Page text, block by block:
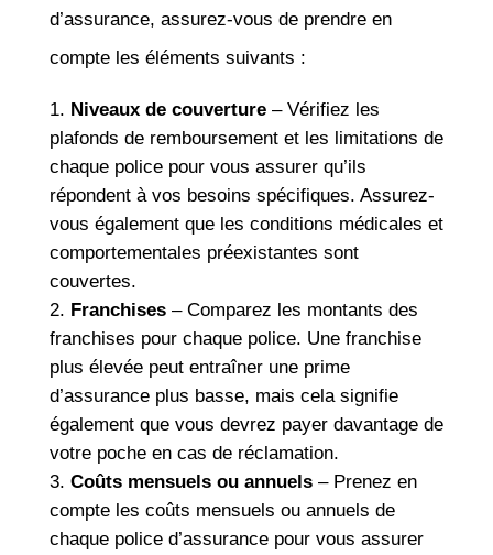
d’assurance, assurez-vous de prendre en
compte les éléments suivants :
Niveaux de couverture – Vérifiez les
plafonds de remboursement et les limitations de
chaque police pour vous assurer qu’ils
répondent à vos besoins spécifiques. Assurez-
vous également que les conditions médicales et
comportementales préexistantes sont
couvertes.
Franchises– Comparez les montants des
franchises pour chaque police. Une franchise
plus élevée peut entraîner une prime
d’assurance plus basse, mais cela signifie
également que vous devrez payer davantage de
votre poche en cas de réclamation.
Coûts mensuels ou annuels– Prenez en
compte les coûts mensuels ou annuels de
chaque police d’assurance pour vous assurer